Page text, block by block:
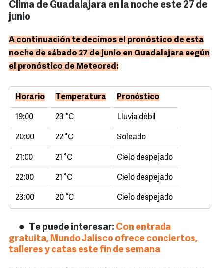
Clima de Guadalajara en la noche este 27 de
junio
A continuación te decimos el pronóstico de esta
noche de sábado 27 de junio en Guadalajara según
el pronóstico de Meteored:
Horario Temperatura Pronóstico
19:00 23 °C Lluvia débil
20:00 22 °C Soleado
21:00 21 °C Cielo despejado
22:00 21 °C Cielo despejado
23:00 20 °C Cielo despejado
Te puede interesar: Con entrada
gratuita, Mundo Jalisco ofrece conciertos,
talleres y catas este fin de semana